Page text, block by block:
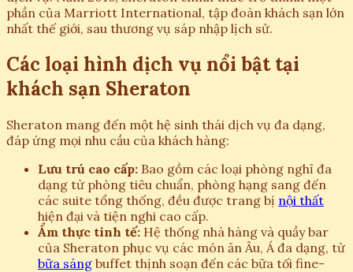
phần của Marriott International, tập đoàn khách sạn lớn
nhất thế giới, sau thương vụ sáp nhập lịch sử.
Các loại hình dịch vụ nổi bật tại
khách sạn Sheraton
Sheraton mang đến một hệ sinh thái dịch vụ đa dạng,
đáp ứng mọi nhu cầu của khách hàng:
Lưu trú cao cấp: Bao gồm các loại phòng nghỉ đa
dạng từ phòng tiêu chuẩn, phòng hạng sang đến
các suite tổng thống, đều được trang bị nội thất
hiện đại và tiện nghi cao cấp.
Ẩm thực tinh tế: Hệ thống nhà hàng và quầy bar
của Sheraton phục vụ các món ăn Âu, Á đa dạng, từ
bữa sáng buffet thịnh soạn đến các bữa tối fine-